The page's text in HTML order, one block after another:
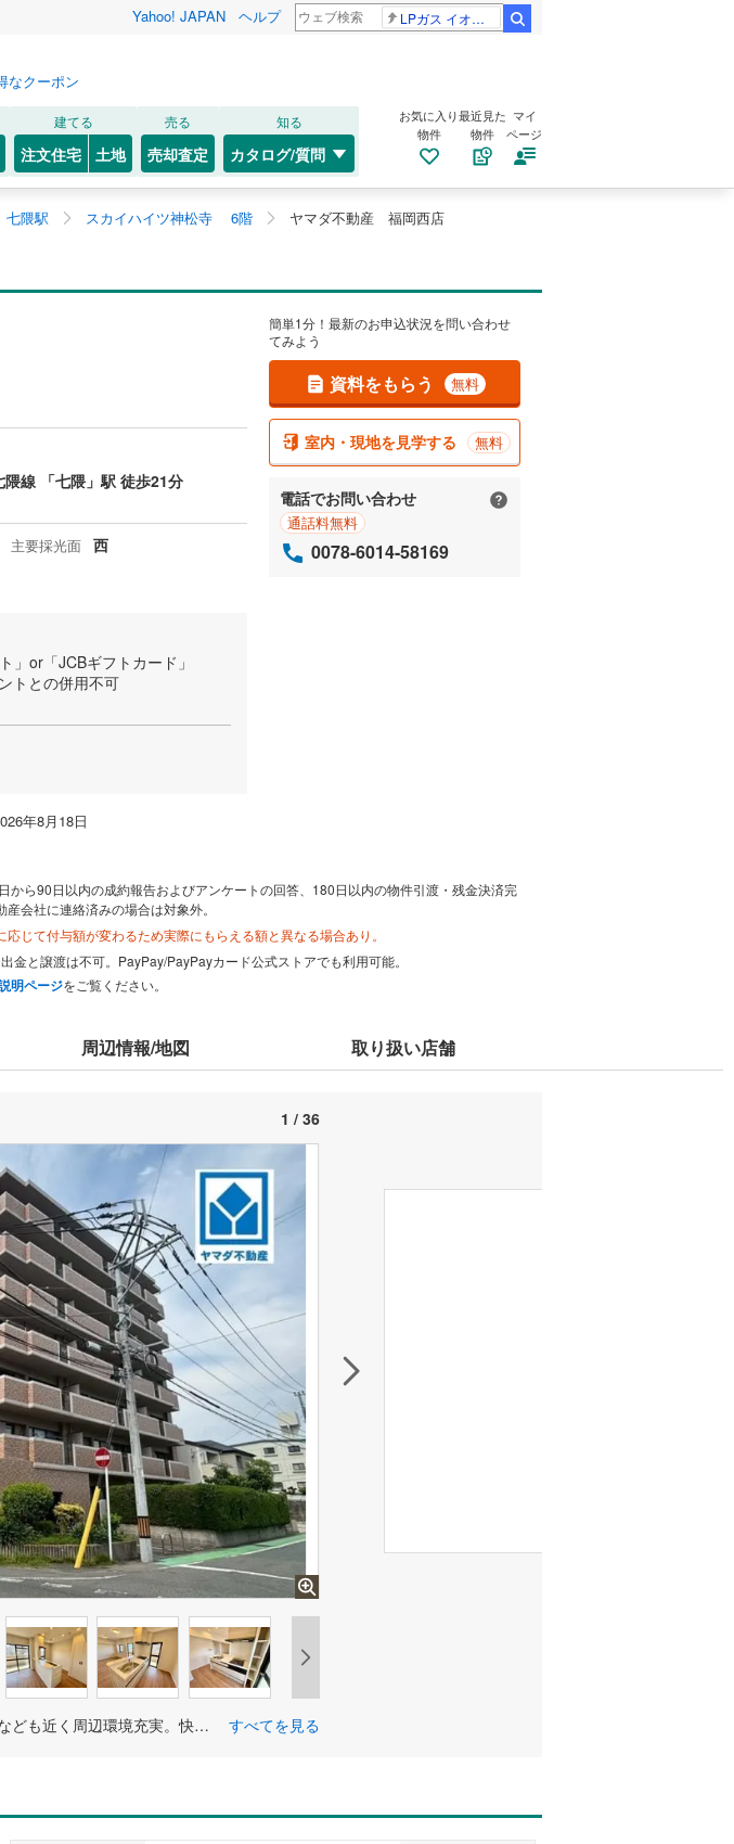
Yahoo! JAPAN ヘルプ LPガス イオンモール熊本
なクーポン
建てる
注文住宅 土地
売る
売却査定
知る
カタログ/質問
お気に入り
物件
最近見た
物件
マイ
ページ
七隈駅 スカイハイツ神松寺 6階 ヤマダ不動産 福岡西店
線 「七隈」駅 徒歩21分
主要採光面 西
」or「JCBギフトカード」
トとの併用不可
年8月18日
簡単1分！最新のお申込状況を問い合わせ
てみよう
資料をもらう 無料
室内・現地を見学する 無料
電話でお問い合わせ
通話料無料
0078-6014-58169
から90日以内の成約報告およびアンケートの回答、180日以内の物件引渡・残金決済完
会社に連絡済みの場合は対象外。
応じて付与額が変わるため実際にもらえる額と異なる場合あり。
金と譲渡は不可。PayPay/PayPayカード公式ストアでも利用可能。
明ページをご覧ください。
周辺情報/地図 取り扱い店舗
1 / 36
R8年4月リフォーム完了 スーパーやコンビニなども近く周辺環境充実。快適でゆとりのある生活空間で新生活を始めましょう＾＾ すべてを見る